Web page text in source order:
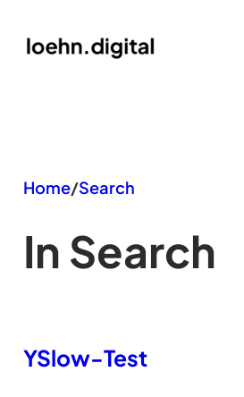
Inhalt
Home/Search
In Search
YSlow-Test